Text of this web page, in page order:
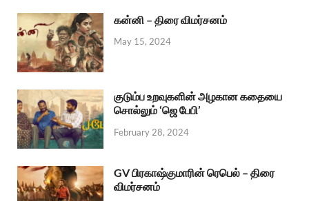
கன்னி – திரை விமர்சனம்
May 15, 2024
குடும்ப உறவுகளின் அழகான கதையை
சொல்லும் ‘ஜெ பேபி’
February 28, 2024
GV பிரகாஷ்குமாரின் ரெபெல் – திரை
விமர்சனம்